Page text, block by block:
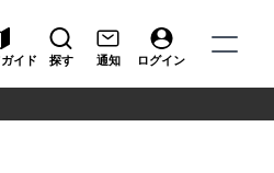
イド 探す 通知 ログイン